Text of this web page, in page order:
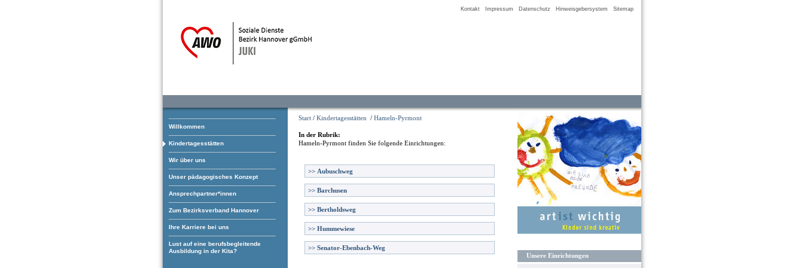
Kontakt Impressum Datenschutz Hinweisgebersystem Sitemap
Willkommen
Kindertagesstätten
Wir über uns
Unser pädagogisches Konzept
Ansprechpartner*innen
Zum Bezirksverband Hannover
Ihre Karriere bei uns
Lust auf eine berufsbegleitende
Ausbildung in der Kita?
Start / Kindertagesstätten / Hameln-Pyrmont
In der Rubrik:
Hameln-Pyrmont finden Sie folgende Einrichtungen:
>> Aubuschweg
>> Barchusen
>> Bertholdsweg
>> Hummewiese
>> Senator-Ebenbach-Weg
Unsere Einrichtungen